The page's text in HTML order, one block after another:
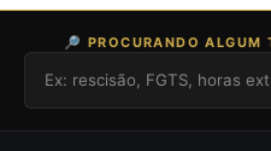
🔎 PROCURANDO ALGUM